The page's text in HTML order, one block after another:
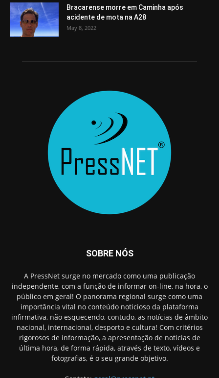
Bracarense morre em Caminha após
acidente de mota na A28
May 8, 2022
SOBRE NÓS
A PressNet surge no mercado como uma publicação
independente, com a função de informar on-line, na hora, o
público em geral! O panorama regional surge como uma
importância vital no conteúdo noticioso da plataforma
infirmativa, não esquecendo, contudo, as notícias de âmbito
nacional, internacional, desporto e cultura! Com critérios
rigorosos de informação, a apresentação de noticias de
última hora, de forma rápida, através de texto, vídeos e
fotografias, é o seu grande objetivo.